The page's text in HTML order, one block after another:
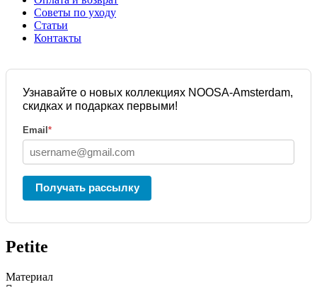
Советы по уходу
Статьи
Контакты
Узнавайте о новых коллекциях NOOSA-Amsterdam,
скидках и подарках первыми!
Email *
Получать рассылку
Petite
Материал